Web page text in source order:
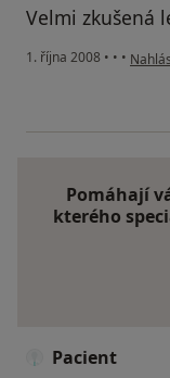
Velmi zkušená
1. října 2008 • • • podle
Pomáhají
kterého
Pacient